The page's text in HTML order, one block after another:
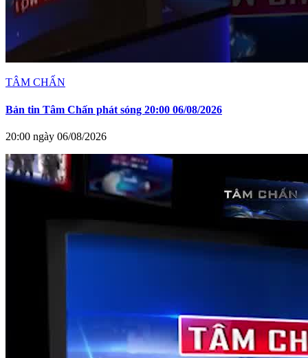
TÂM CHẤN
Bản tin Tâm Chấn phát sóng 20:00 06/08/2026
20:00 ngày 06/08/2026